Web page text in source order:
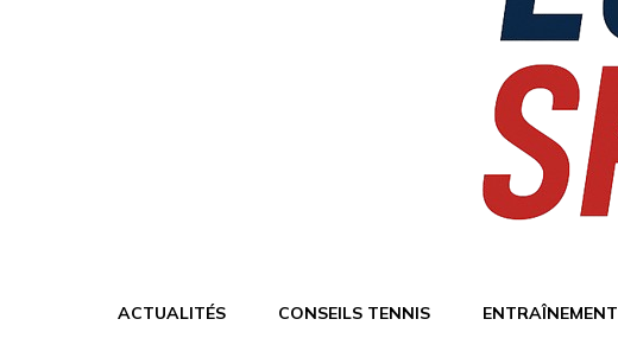
ACTUALITÉS CONSEILS TENNIS ENTRAÎNEMENT